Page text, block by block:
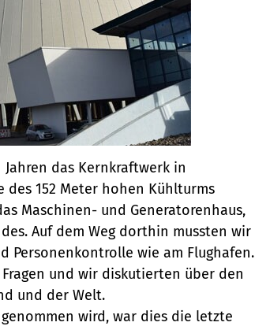
das Kernkraftwerk in
152 Meter hohen Kühlturms
Maschinen- und Generatorenhaus,
Auf dem Weg dorthin mussten wir
Personenkontrolle wie am Flughafen.
und wir diskutierten über den
und der Welt.
wird, war dies die letzte